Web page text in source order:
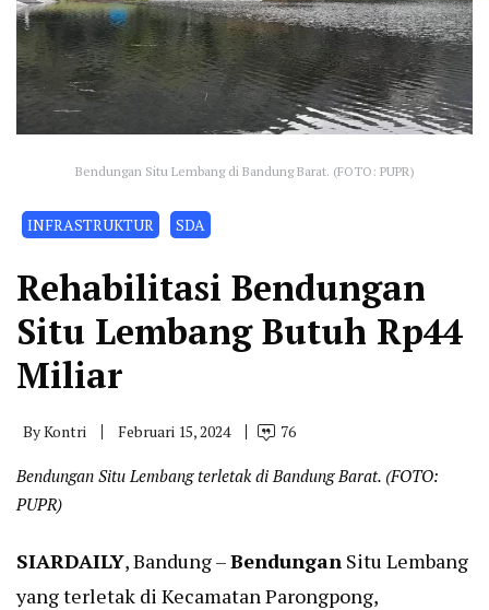
Bendungan Situ Lembang di Bandung Barat. (FOTO: PUPR)
INFRASTRUKTUR SDA
Rehabilitasi Bendungan
Situ Lembang Butuh Rp44
Miliar
ByKontri Februari 15, 2024 76
Bendungan Situ Lembang terletak di Bandung Barat. (FOTO:
PUPR)
SIARDAILY, Bandung –Bendungan Situ Lembang
yang terletak di Kecamatan Parongpong,